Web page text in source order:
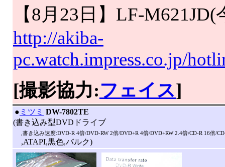
【8月23日】LF-
http://akiba-
pc.watch.impress.co.jp/
[撮影協力:フェイス]
● ミツミ DW-7802TE
(書き込み型DVDドライブ
,書き込み速度:DVD-R 4倍/DVD-RW 2倍/DVD+R 4倍/DVD+RW 2.4倍/CD-R 16倍/
,ATAPI,黒色,バルク)